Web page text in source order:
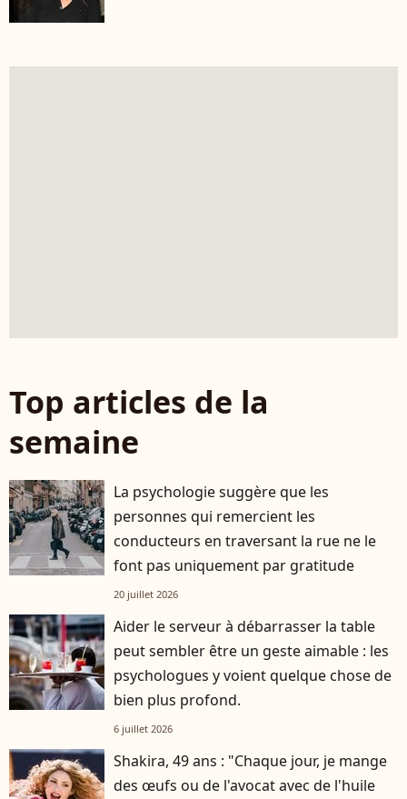
Top articles de la
semaine
La psychologie suggère que les
personnes qui remercient les
conducteurs en traversant la rue ne le
font pas uniquement par gratitude
20 juillet 2026
Aider le serveur à débarrasser la table
peut sembler être un geste aimable : les
psychologues y voient quelque chose de
bien plus profond.
6 juillet 2026
Shakira, 49 ans : "Chaque jour, je mange
des œufs ou de l'avocat avec de l'huile